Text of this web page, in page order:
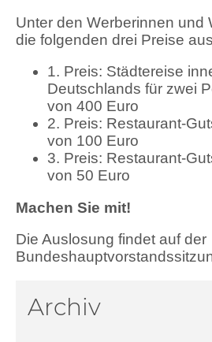
Unter den Werberinnen und
die folgenden drei Preise
1. Preis: Städtereise
Deutschlands für zwei
von 400 Euro
2. Preis: Restaurant-
von 100 Euro
3. Preis: Restaurant-
von 50 Euro
Machen Sie mit!
Die Auslosung findet auf der
Archiv